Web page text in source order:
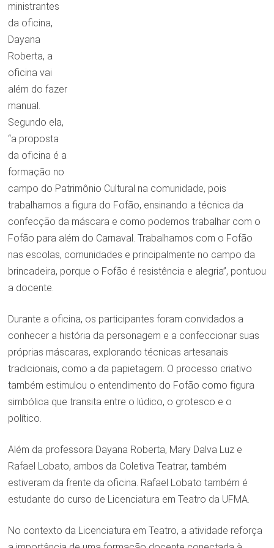
ministrantes
da oficina,
Dayana
Roberta, a
oficina vai
além do fazer
manual.
Segundo ela,
“a proposta
da oficina é a
formação no
campo do Patrimônio Cultural na comunidade, pois
trabalhamos a figura do Fofão, ensinando a técnica da
confecção da máscara e como podemos trabalhar com o
Fofão para além do Carnaval. Trabalhamos com o Fofão
nas escolas, comunidades e principalmente no campo da
brincadeira, porque o Fofão é resistência e alegria”, pontuou
a docente.
Durante a oficina, os participantes foram convidados a
conhecer a história da personagem e a confeccionar suas
próprias máscaras, explorando técnicas artesanais
tradicionais, como a da papietagem. O processo criativo
também estimulou o entendimento do Fofão como figura
simbólica que transita entre o lúdico, o grotesco e o
político.
Além da professora Dayana Roberta, Mary Dalva Luz e
Rafael Lobato, ambos da Coletiva Teatrar, também
estiveram da frente da oficina. Rafael Lobato também é
estudante do curso de Licenciatura em Teatro da UFMA.
No contexto da Licenciatura em Teatro, a atividade reforça